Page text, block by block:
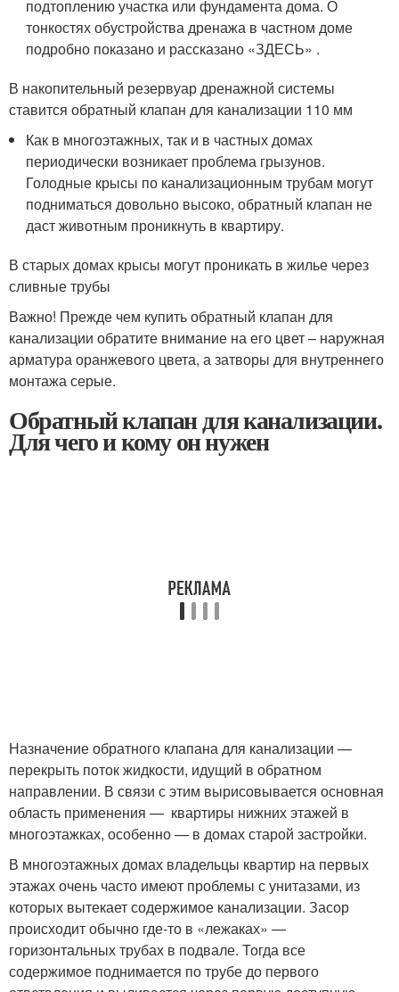
подтоплению участка или фундамента дома. О
тонкостях обустройства дренажа в частном доме
подробно показано и рассказано «ЗДЕСЬ» .
В накопительный резервуар дренажной системы
ставится обратный клапан для канализации 110 мм
Как в многоэтажных, так и в частных домах
периодически возникает проблема грызунов.
Голодные крысы по канализационным трубам могут
подниматься довольно высоко, обратный клапан не
даст животным проникнуть в квартиру.
В старых домах крысы могут проникать в жилье через
сливные трубы
Важно! Прежде чем купить обратный клапан для
канализации обратите внимание на его цвет – наружная
арматура оранжевого цвета, а затворы для внутреннего
монтажа серые.
Обратный клапан для канализации.
Для чего и кому он нужен
Назначение обратного клапана для канализации —
перекрыть поток жидкости, идущий в обратном
направлении. В связи с этим вырисовывается основная
область применения — квартиры нижних этажей в
многоэтажках, особенно — в домах старой застройки.
В многоэтажных домах владельцы квартир на первых
этажах очень часто имеют проблемы с унитазами, из
которых вытекает содержимое канализации. Засор
происходит обычно где-то в «лежаках» —
горизонтальных трубах в подвале. Тогда все
содержимое поднимается по трубе до первого